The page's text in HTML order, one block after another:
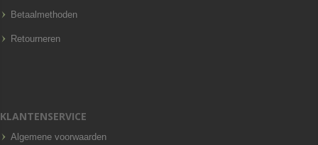
Betaalmethoden
Retourneren
KLANTENSERVICE
Algemene voorwaarden